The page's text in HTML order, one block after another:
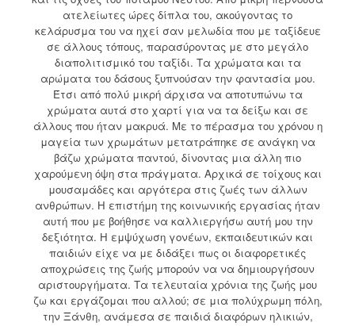
ατελείωτες ώρες δίπλα του, ακούγοντας το
κελάρυσμα του να ηχεί σαν μελωδία που με ταξίδευε
σε άλλους τόπους, παρασύροντας με στο μεγάλο
διαπολιτισμικό του ταξίδι. Τα χρώματα και τα
αρώματα του δάσους ξυπνούσαν την φαντασία μου.
Έτσι από πολύ μικρή άρχισα να αποτυπώνω τα
χρώματα αυτά στο χαρτί για να τα δείξω και σε
άλλους που ήταν μακρυά. Με το πέρασμα του χρόνου η
μαγεία των χρωμάτων μετατράπηκε σε ανάγκη να
βάζω χρώματα παντού, δίνοντας μια άλλη πιο
χαρούμενη όψη στα πράγματα. Αρχικά σε τοίχους και
μουσαμάδες και αργότερα στις ζωές των άλλων
ανθρώπων. Η επιστήμη της κοινωνικής εργασίας ήταν
αυτή που με βοήθησε να καλλιεργήσω αυτή μου την
δεξιότητα. Η εμψύχωση γονέων, εκπαιδευτικών και
παιδιών είχε να με διδάξει πως οι διαφορετικές
αποχρώσεις της ζωής μπορούν να να δημιουργήσουν
αριστουργήματα. Τα τελευταία χρόνια της ζωής μου
ζω και εργάζομαι που αλλού; σε μια πολύχρωμη πόλη,
την Ξάνθη, ανάμεσα σε παιδιά διαφόρων ηλικιών,